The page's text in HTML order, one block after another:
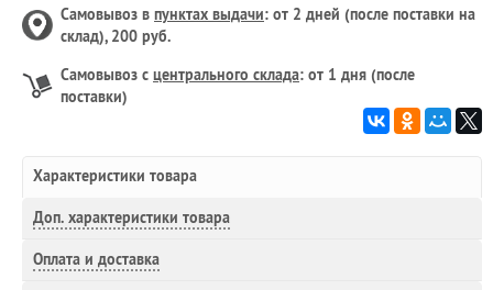
Самовывоз в пунктах выдачи: от 2 дней (после поставки на
склад), 200 руб.
Самовывоз с центрального склада: от 1 дня (после
поставки)
Характеристики товара
Доп. характеристики товара
Оплата и доставка